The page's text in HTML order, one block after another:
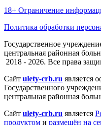
18+ Ограничение
Политика обработки
Государственное
центральная районная
2018 - 2026. Все права
Сайт ulety-crb.ru является
Государственного
центральная районная
Сайт ulety-crb.ru является
продуктом и размещён на